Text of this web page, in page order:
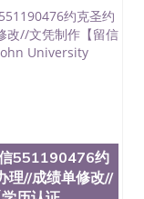
教育、建筑工
生物学、统计
环境污染控
设计、工商管
成绩单等相关
4、预约递
留服递交材
551190476约
理//成绩单修改//